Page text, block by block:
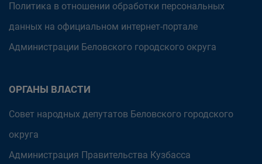
Политика в отношении обработки персональных
данных на официальном интернет-портале
Администрации Беловского городского округа
ОРГАНЫ ВЛАСТИ
Совет народных депутатов Беловского городского
округа
Администрация Правительства Кузбасса